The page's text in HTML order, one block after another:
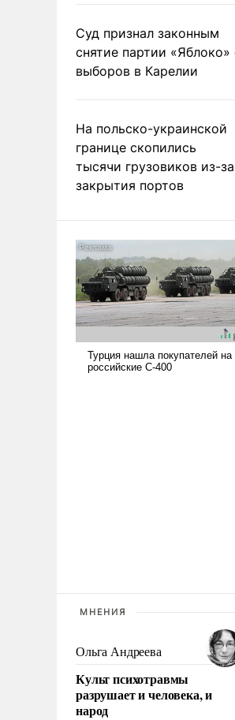
Суд признал законным
снятие партии «Яблоко»
выборов в Карелии
На польско-украинской
границе скопились
тысячи грузовиков из-за
закрытия портов
МНЕНИЯ
Ольга Андреева
Культ психотравмы
разрушает и человека, и
народ